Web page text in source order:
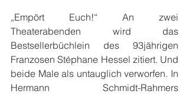
„Empört Euch!“ An zwei
Theaterabenden wird das
Bestsellerbüchlein des 93jährigen
Franzosen Stéphane Hessel zitiert. Und
beide Male als untauglich verworfen. In
Hermann Schmidt-Rahmers